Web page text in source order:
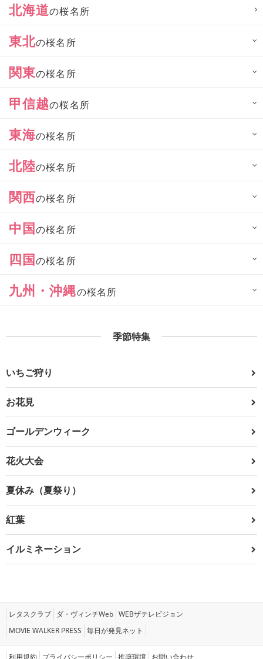
北海道の桜名所
東北の桜名所
関東の桜名所
甲信越の桜名所
東海の桜名所
北陸の桜名所
関西の桜名所
中国の桜名所
四国の桜名所
九州・沖縄の桜名所
季節特集
いちご狩り
お花見
ゴールデンウィーク
花火大会
夏休み（夏祭り）
紅葉
イルミネーション
レタスクラブ ダ・ヴィンチWeb WEBザテレビジョン
MOVIE WALKER PRESS 毎日が発見ネット
利用規約 プライバシーポリシー 推奨環境 お問い合わせ